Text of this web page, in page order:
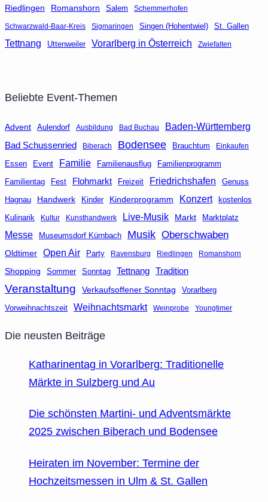
Riedlingen Romanshorn Salem Schemmerhofen
Schwarzwald-Baar-Kreis Sigmaringen Singen (Hohentwiel) St. Gallen
Tettnang Uttenweiler Vorarlberg in Österreich Zwiefalten
Beliebte Event-Themen
Advent Aulendorf Ausbildung Bad Buchau
Baden-Württemberg
Bad Schussenried
Biberach Bodensee Brauchtum Einkaufen
Essen Event Familie Familienausflug Familienprogramm
Familientag Fest Flohmarkt Freizeit Friedrichshafen Genuss
Hagnau Handwerk Kinder Kinderprogramm Konzert kostenlos
Kulinarik Kultur Kunsthandwerk Live-Musik Markt Marktplatz
Messe Museumsdorf Kürnbach Musik Oberschwaben
Oldtimer Open Air Party Ravensburg Riedlingen Romanshorn
Shopping Sommer Sonntag Tettnang Tradition
Veranstaltung Verkaufsoffener Sonntag
Vorarlberg
Vorweihnachtszeit
Weihnachtsmarkt Weinprobe Youngtimer
Die neusten Beiträge
Katharinentag in Vorarlberg: Traditionelle
Märkte in Sulzberg und Au
Die schönsten Martini- und Adventsmärkte
2025 zwischen Biberach und Bodensee
Heiraten im November: Termine der
Hochzeitsmessen in Ulm & St. Gallen